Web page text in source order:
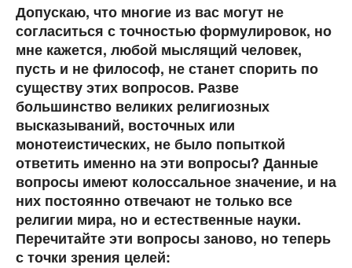
Допускаю, что многие из вас могут не
согласиться с точностью формулировок, но
мне кажется, любой мыслящий человек,
пусть и не философ, не станет спорить по
существу этих вопросов. Разве
большинство великих религиозных
высказываний, восточных или
монотеистических, не было попыткой
ответить именно на эти вопросы? Данные
вопросы имеют колоссальное значение, и на
них постоянно отвечают не только все
религии мира, но и естественные науки.
Перечитайте эти вопросы заново, но теперь
с точки зрения целей: